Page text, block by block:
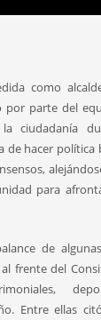
como
por parte del
ciudadanía
hacer política
para
de
frente del
Entre ellas